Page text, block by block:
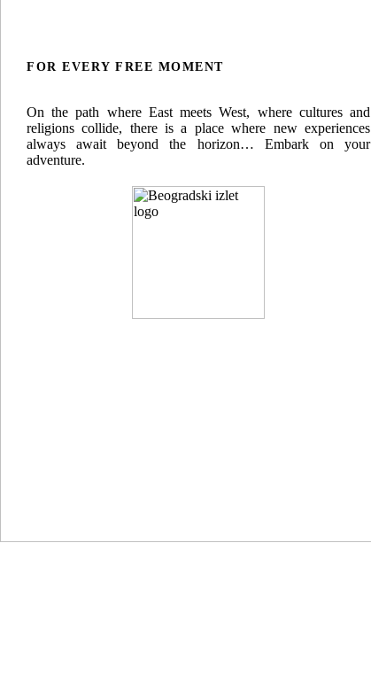
FOR EVERY FREE MOMENT
On the path where East meets West, where cultures and
religions collide, there is a place where new experiences
always await beyond the horizon… Embark on your
adventure.